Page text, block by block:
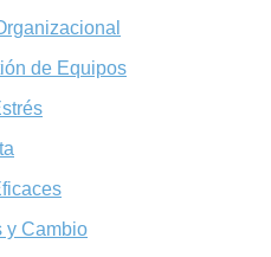
de Equipos
y Cambio